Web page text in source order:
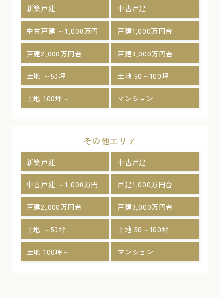
新築戸建 中古戸建
中古戸建 ～1,000万円 戸建1,000万円台
戸建2,000万円台 戸建3,000万円台
土地 ～50坪 土地 50～100坪
土地 100坪～ マンション
その他エリア
新築戸建 中古戸建
中古戸建 ～1,000万円 戸建1,000万円台
戸建2,000万円台 戸建3,000万円台
土地 ～50坪 土地 50～100坪
土地 100坪～ マンション